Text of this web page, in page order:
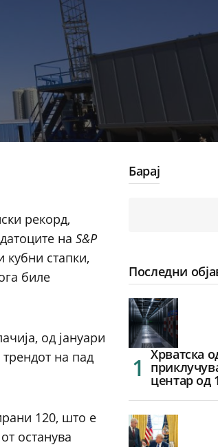
рекорд,
на S&P
кубни стапки,
биле
од јануари
на пад
120, што е
останува
Барај
Последни
Хрватска
центар од